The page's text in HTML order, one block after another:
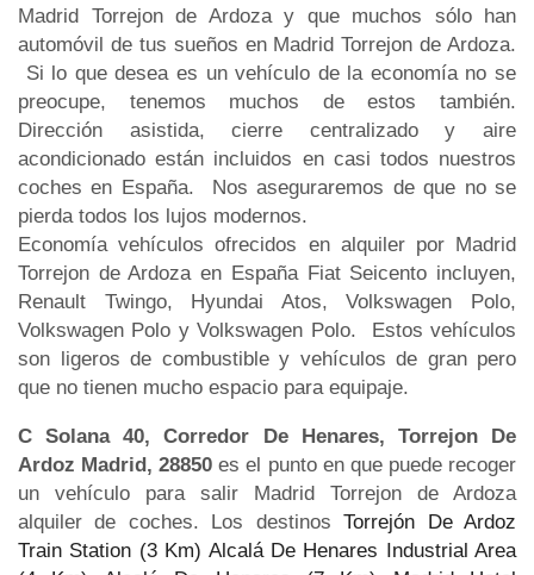
Madrid Torrejon de Ardoza y que muchos sólo han
automóvil de tus sueños en Madrid Torrejon de Ardoza.
Si lo que desea es un vehículo de la economía no se
preocupe, tenemos muchos de estos también.
Dirección asistida, cierre centralizado y aire
acondicionado están incluidos en casi todos nuestros
coches en España. Nos aseguraremos de que no se
pierda todos los lujos modernos.
Economía vehículos ofrecidos en alquiler por Madrid
Torrejon de Ardoza en España Fiat Seicento incluyen,
Renault Twingo, Hyundai Atos, Volkswagen Polo,
Volkswagen Polo y Volkswagen Polo. Estos vehículos
son ligeros de combustible y vehículos de gran pero
que no tienen mucho espacio para equipaje.
C Solana 40, Corredor De Henares, Torrejon De
Ardoz Madrid, 28850es el punto en que puede recoger
un vehículo para salir Madrid Torrejon de Ardoza
alquiler de coches. Los destinosTorrejón De Ardoz
Train Station (3 Km) Alcalá De Henares Industrial Area